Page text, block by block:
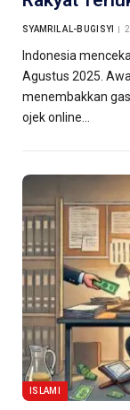
SYAMRIL AL-BUGISYI
Indonesia
Agustus 2025.
menembakkan
ojek online…
ISLAMI